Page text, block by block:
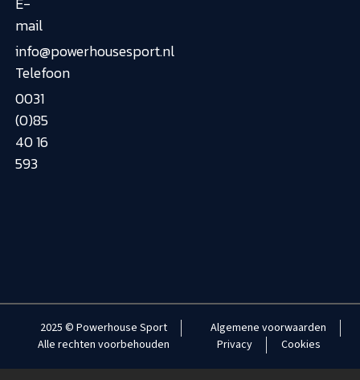
mail
info@powerhousesport.nl
Telefoon
0031
(0)85
40 16
593
2025 © Powerhouse Sport
Alle rechten voorbehouden
Algemene voorwaarden
Privacy
Cookies